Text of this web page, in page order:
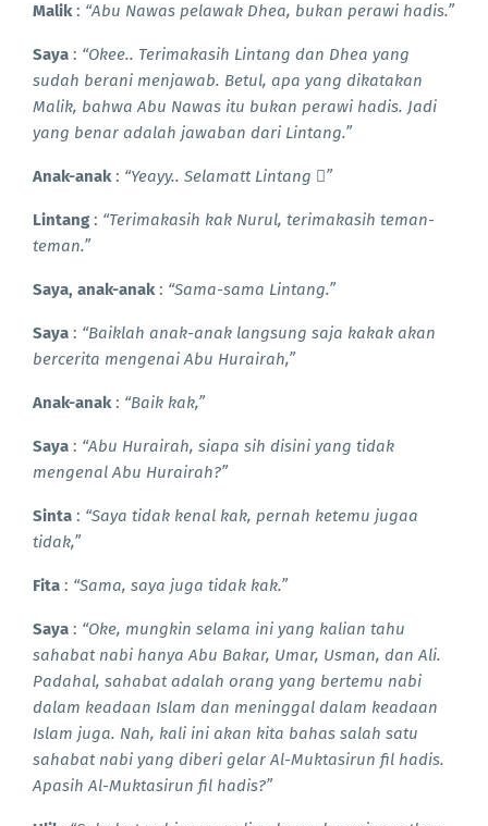
Malik: “Abu Nawas pelawak Dhea, bukan perawi hadis.”
Saya : “Okee.. Terimakasih Lintang dan Dhea yang
sudah berani menjawab. Betul, apa yang dikatakan
Malik, bahwa Abu Nawas itu bukan perawi hadis. Jadi
yang benar adalah jawaban dari Lintang.”
Anak-anak: “Yeayy.. Selamatt Lintang ”
Lintang : “Terimakasih kak Nurul, terimakasih teman-
teman.”
Saya, anak-anak: “Sama-sama Lintang.”
Saya : “Baiklah anak-anak langsung saja kakak akan
bercerita mengenai Abu Hurairah,”
Anak-anak: “Baik kak,”
Saya : “Abu Hurairah, siapa sih disini yang tidak
mengenal Abu Hurairah?”
Sinta : “Saya tidak kenal kak, pernah ketemu jugaa
tidak,”
Fita : “Sama, saya juga tidak kak.”
Saya : “Oke, mungkin selama ini yang kalian tahu
sahabat nabi hanya Abu Bakar, Umar, Usman, dan Ali.
Padahal, sahabat adalah orang yang bertemu nabi
dalam keadaan Islam dan meninggal dalam keadaan
Islam juga. Nah, kali ini akan kita bahas salah satu
sahabat nabi yang diberi gelar Al-Muktasirun fil hadis.
Apasih Al-Muktasirun fil hadis?”